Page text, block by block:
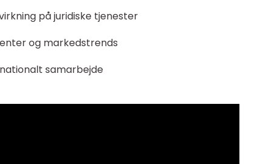
på juridiske tjenester
og markedstrends
samarbejde